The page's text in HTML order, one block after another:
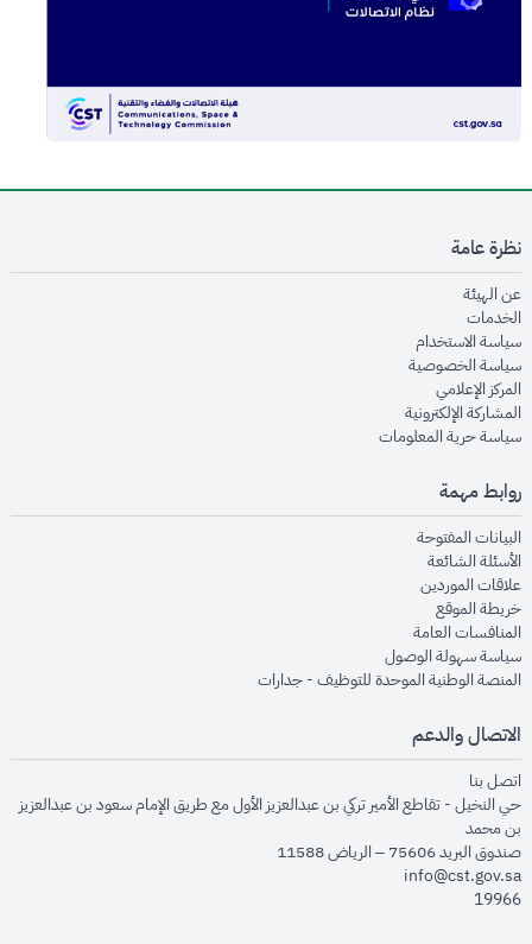
نظرة عامة
عن الهيئةopens in new window
الخدماتopens in new window
سياسة الاستخدام
سياسة الخصوصيةopens in new window
المركز الإعلاميopens in new window
المشاركة الإلكترونيةopens in new window
سياسة حرية المعلوماتopens in new window
روابط مهمة
البيانات المفتوحةopens in new window
الأسئلة الشائعةopens in new window
علاقات الموردينopens in new window
خريطة الموقعopens in new window
المنافسات العامةopens in new window
سياسة سهولة الوصولopens in new window
المنصة الوطنية الموحدة للتوظيف - جداراتopens in new window
الاتصال والدعم
اتصل بنا
حي النخيل - تقاطع الأمير تركي بن عبدالعزيز الأول مع طريق الإمام سعود بن عبدالعزيز
بن محمد
صندوق البريد 75606 – الرياض 11588
info@cst.gov.sa
19966